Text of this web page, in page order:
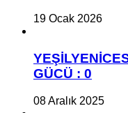
19 Ocak 2026
GÜCÜ : 0
08 Aralık 2025